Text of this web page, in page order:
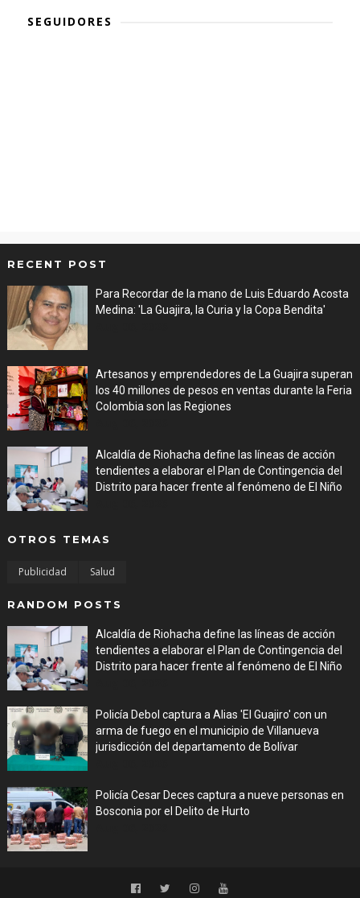
SEGUIDORES
RECENT POST
Para Recordar de la mano de Luis Eduardo Acosta
Medina: 'La Guajira, la Curia y la Copa Bendita'
Artesanos y emprendedores de La Guajira superan
los 40 millones de pesos en ventas durante la Feria
Colombia son las Regiones
Alcaldía de Riohacha define las líneas de acción
tendientes a elaborar el Plan de Contingencia del
Distrito para hacer frente al fenómeno de El Niño
OTROS TEMAS
Publicidad Salud
RANDOM POSTS
Alcaldía de Riohacha define las líneas de acción
tendientes a elaborar el Plan de Contingencia del
Distrito para hacer frente al fenómeno de El Niño
Policía Debol captura a Alias 'El Guajiro' con un
arma de fuego en el municipio de Villanueva
jurisdicción del departamento de Bolívar
Policía Cesar Deces captura a nueve personas en
Bosconia por el Delito de Hurto